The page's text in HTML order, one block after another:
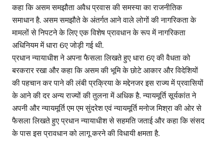
कहा कि असम समझौता अवैध प्रवास की समस्या का राजनीतिक
समाधान है. असम समझौते के अंतर्गत आने वाले लोगों की नागरिकता के
मामलों से निपटने के लिए एक विशेष प्रावधान के रूप में नागरिकता
अधिनियम में धारा 6ए जोड़ी गई थी.
प्रधान न्यायाधीश ने अपना फैसला लिखते हुए धारा 6ए की वैधता को
बरकरार रखा और कहा कि असम की भूमि के छोटे आकार और विदेशियों
की पहचान कर पाने की लंबी प्रक्रिया के मद्देनजर इस राज्य में प्रवासियों
के आने की दर अन्य राज्यों की तुलना में अधिक है. न्यायमूर्ति सूर्यकांत ने
अपनी और न्यायमूर्ति एम एम सुंदरेश एवं न्यायमूर्ति मनोज मिश्रा की ओर से
फैसला लिखते हुए प्रधान न्यायाधीश से सहमति जताई और कहा कि संसद
के पास इस प्रावधान को लागू करने की विधायी क्षमता है.